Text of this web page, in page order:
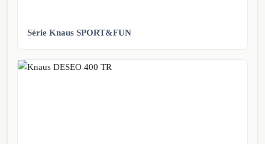
Série Knaus SPORT&FUN